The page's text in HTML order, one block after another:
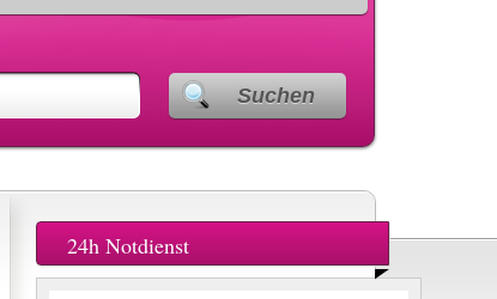
Suchen
24h Notdienst